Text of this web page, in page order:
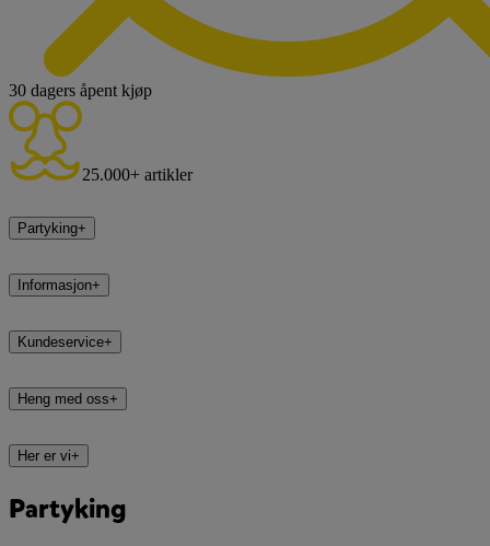
30 dagers åpent kjøp
25.000+ artikler
Partyking+
Informasjon+
Kundeservice+
Heng med oss+
Her er vi+
Partyking